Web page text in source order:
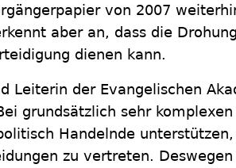
von 2007
aber an, dass die
dienen kann.
Leiterin der Evangelischen
grundsätzlich sehr
Handelnde
zu vertreten.